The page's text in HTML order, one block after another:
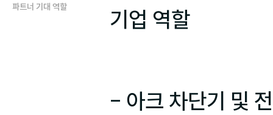
파트너 기대 역할 기업 역할
- 아크 차단기 및